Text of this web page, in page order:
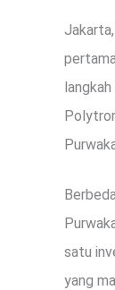
satu
yang